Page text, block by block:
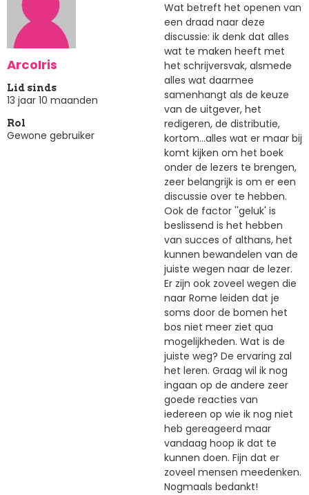
ArcoIris
Lid sinds
13 jaar 10 maanden
Rol
Gewone gebruiker
Wat betreft het openen van
een draad naar deze
discussie: ik denk dat alles
wat te maken heeft met
het schrijversvak, alsmede
alles wat daarmee
samenhangt als de keuze
van de uitgever, het
redigeren, de distributie,
kortom...alles wat er maar bij
komt kijken om het boek
onder de lezers te brengen,
zeer belangrijk is om er een
discussie over te hebben.
Ook de factor ''geluk' is
beslissend is het hebben
van succes of althans, het
kunnen bewandelen van de
juiste wegen naar de lezer.
Er zijn ook zoveel wegen die
naar Rome leiden dat je
soms door de bomen het
bos niet meer ziet qua
mogelijkheden. Wat is de
juiste weg? De ervaring zal
het leren. Graag wil ik nog
ingaan op de andere zeer
goede reacties van
iedereen op wie ik nog niet
heb gereageerd maar
vandaag hoop ik dat te
kunnen doen. Fijn dat er
zoveel mensen meedenken.
Nogmaals bedankt!